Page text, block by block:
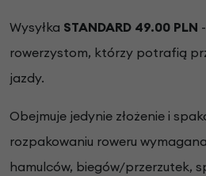
Wysyłka STANDARD 49.00 PLN
rowerzystom, którzy potrafią
jazdy.
Obejmuje jedynie złożenie i
rozpakowaniu roweru
hamulców, biegów/przerzutek,